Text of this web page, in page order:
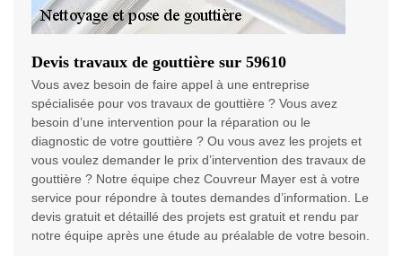
Devis travaux de gouttière sur 59610
Vous avez besoin de faire appel à une entreprise
spécialisée pour vos travaux de gouttière ? Vous avez
besoin d’une intervention pour la réparation ou le
diagnostic de votre gouttière ? Ou vous avez les projets et
vous voulez demander le prix d’intervention des travaux de
gouttière ? Notre équipe chez Couvreur Mayer est à votre
service pour répondre à toutes demandes d’information. Le
devis gratuit et détaillé des projets est gratuit et rendu par
notre équipe après une étude au préalable de votre besoin.